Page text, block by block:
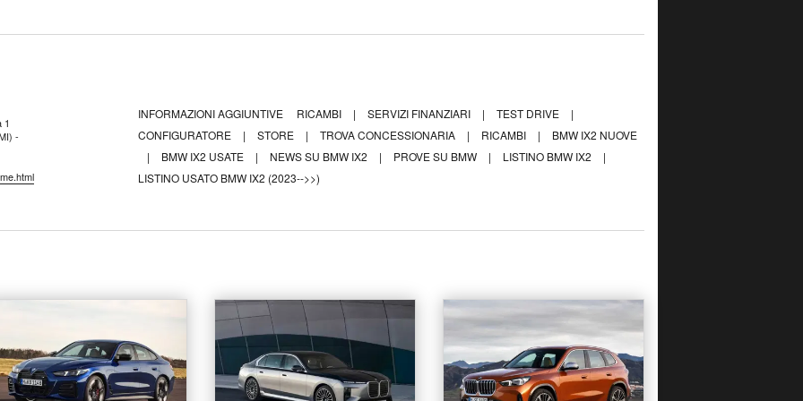
1
-
INFORMAZIONI AGGIUNTIVE RICAMBI | SERVIZI FINANZIARI | TEST DRIVE
|
CONFIGURATORE
| STORE | TROVA CONCESSIONARIA | RICAMBI |
BMW IX2 NUOVE
|
BMW IX2 USATE | NEWS SU BMW IX2 | PROVE SU BMW | LISTINO BMW IX2
|
LISTINO USATO BMW IX2 (2023-->>)